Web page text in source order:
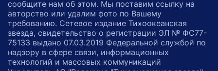
сообщите нам об этом. Мы поставим ссылку на
авторство или удалим фото по Вашему
требованию. Сетевое издание Тихоокеанская
звезда, свидетельство о регистрации ЭЛ № ФС77-
75133 выдано 07.03.2019 Федеральной службой по
надзору в сфере связи, информационных
технологий и массовых коммуникаций